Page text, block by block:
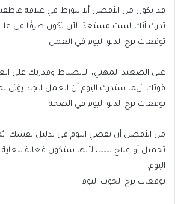
قد يكون من الأفضل ألا تتورط في علاقة
تدرك أنك لست مستعدًا لأن تكون طرفًا في
توقعات برج الدلو اليوم في العمل
على الصعيد المهني، الانضباط وقدرتك على
قوتك. رُبما ستدرك اليوم أن العمل الجاد يؤتي
توقعات برج الدلو اليوم في الصحة
من الأفضل أن تقضي اليوم في تدليل نفسك.
تجميل أو علاج سبا، لأنها ستكون فعالة
اليوم.
توقعات برج الحوت اليوم